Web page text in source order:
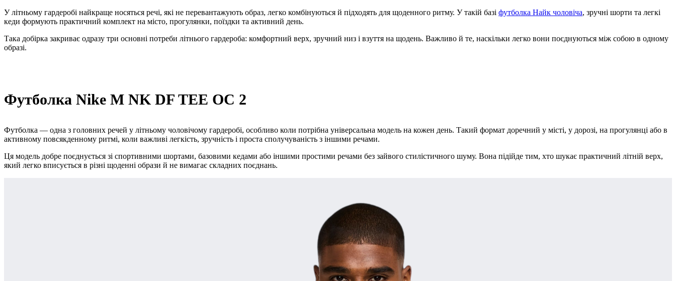
У літньому гардеробі найкраще носяться речі, які не перевантажують образ, легко комбінуються й підходять для щоденного ритму. У такій базі футболка Найк чоловіча, зручні шорти та легкі
кеди формують практичний комплект на місто, прогулянки, поїздки та активний день.
Така добірка закриває одразу три основні потреби літнього гардероба: комфортний верх, зручний низ і взуття на щодень. Важливо й те, наскільки легко вони поєднуються між собою в одному
образі.
Футболка Nike M NK DF TEE OC 2
Футболка — одна з головних речей у літньому чоловічому гардеробі, особливо коли потрібна універсальна модель на кожен день. Такий формат доречний у місті, у дорозі, на прогулянці або в
активному повсякденному ритмі, коли важливі легкість, зручність і проста сполучуваність з іншими речами.
Ця модель добре поєднується зі спортивними шортами, базовими кедами або іншими простими речами без зайвого стилістичного шуму. Вона підійде тим, хто шукає практичний літній верх,
який легко вписується в різні щоденні образи й не вимагає складних поєднань.